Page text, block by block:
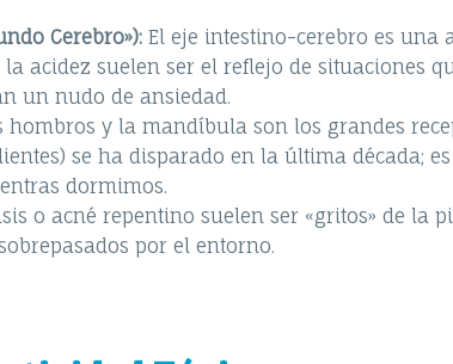
Cerebro»): El eje intestino-cerebro es una
acidez suelen ser el reflejo de situaciones
un nudo de ansiedad.
hombros y la mandíbula son los grandes
se ha disparado en la última década;
dormimos.
o acné repentino suelen ser «gritos» de la
por el entorno.